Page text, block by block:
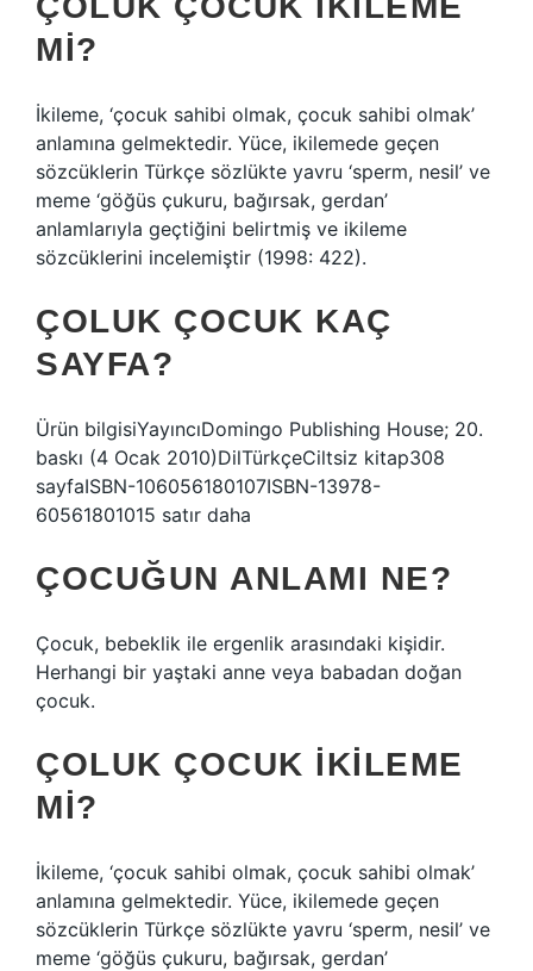
MI?
İkileme, ‘çocuk sahibi olmak, çocuk sahibi olmak’
anlamına gelmektedir. Yüce, ikilemede geçen
sözcüklerin Türkçe sözlükte yavru ‘sperm, nesil’ ve
meme ‘göğüs çukuru, bağırsak, gerdan’
anlamlarıyla geçtiğini belirtmiş ve ikileme
sözcüklerini incelemiştir (1998: 422).
ÇOLUK ÇOCUK KAÇ
SAYFA?
Ürün bilgisiYayıncıDomingo Publishing House; 20.
baskı (4 Ocak 2010)DilTürkçeCiltsiz kitap308
sayfaISBN-106056180107ISBN-13978-
60561801015 satır daha
ÇOCUĞUN ANLAMI NE?
Çocuk, bebeklik ile ergenlik arasındaki kişidir.
Herhangi bir yaştaki anne veya babadan doğan
çocuk.
ÇOLUK ÇOCUK IKILEME
MI?
İkileme, ‘çocuk sahibi olmak, çocuk sahibi olmak’
anlamına gelmektedir. Yüce, ikilemede geçen
sözcüklerin Türkçe sözlükte yavru ‘sperm, nesil’ ve
meme ‘göğüs çukuru, bağırsak, gerdan’